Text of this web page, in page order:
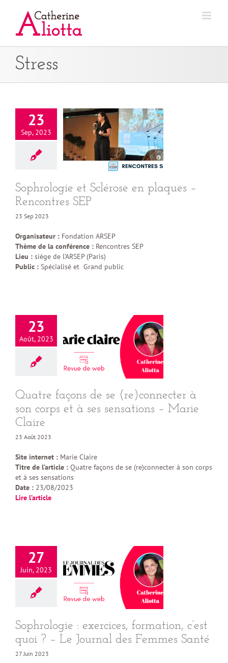
contenu
Stress
23
Sep, 2023
Sophrologie et Sclérose en plaques –
Rencontres SEP
23 Sep 2023
Organisateur : Fondation ARSEP
Thème de la conférence : Rencontres SEP
Lieu : siège de l’ARSEP (Paris)
Public : Spécialisé et Grand public
23
Août, 2023
Quatre façons de se (re)connecter à
son corps et à ses sensations – Marie
Claire
23 Août 2023
Site internet : Marie Claire
Titre de l’article : Quatre façons de se (re)connecter à son corps
et à ses sensations
Date : 23/08/2023
Lire l’article
27
Juin, 2023
Sophrologie : exercices, formation, c’est
quoi ? – Le Journal des Femmes Santé
27 Juin 2023